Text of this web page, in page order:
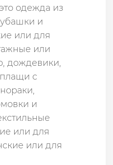
одежда из
и
или для
или
дождевики,
с
и
или для
или для